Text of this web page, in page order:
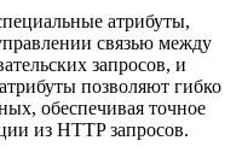
атрибуты,
связью между
запросов, и
позволяют гибко
обеспечивая точное
из HTTP запросов.